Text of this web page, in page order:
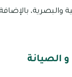
والبصرية،
الصيانة